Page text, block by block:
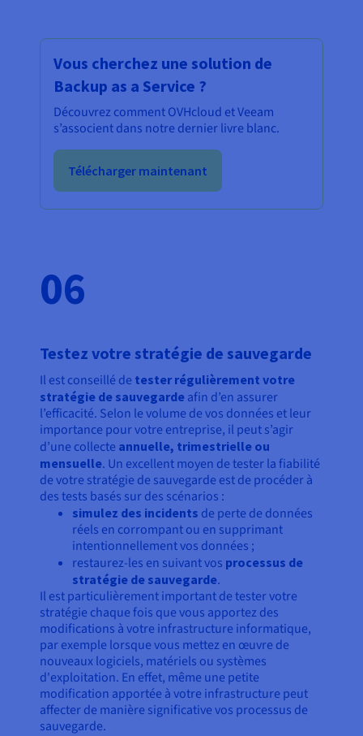
Vous cherchez une solution de
Backup as a Service ?
Découvrez comment OVHcloud et Veeam
s’associent dans notre dernier livre blanc.
Télécharger maintenant
06
Testez votre stratégie de sauvegarde
Il est conseillé de tester régulièrement votre
stratégie de sauvegarde afin d’en assurer
l’efficacité. Selon le volume de vos données et leur
importance pour votre entreprise, il peut s’agir
d’une collecte annuelle, trimestrielle ou
mensuelle. Un excellent moyen de tester la fiabilité
de votre stratégie de sauvegarde est de procéder à
des tests basés sur des scénarios :
simulez des incidents de perte de données
réels en corrompant ou en supprimant
intentionnellement vos données ;
restaurez-les en suivant vos processus de
stratégie de sauvegarde.
Il est particulièrement important de tester votre
stratégie chaque fois que vous apportez des
modifications à votre infrastructure informatique,
par exemple lorsque vous mettez en œuvre de
nouveaux logiciels, matériels ou systèmes
d'exploitation. En effet, même une petite
modification apportée à votre infrastructure peut
affecter de manière significative vos processus de
sauvegarde.